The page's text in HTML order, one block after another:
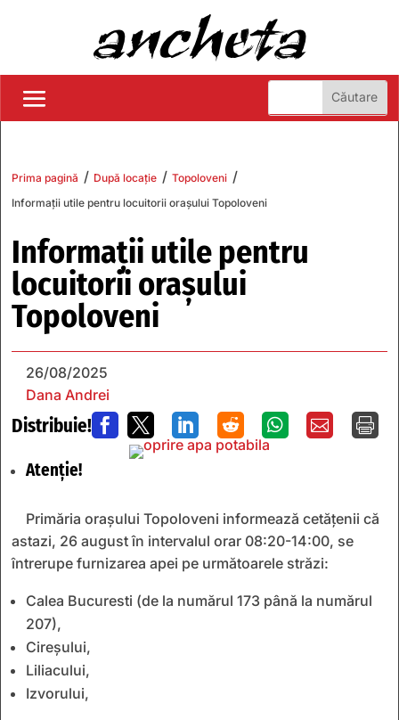
Prima pagină / După locație / Topoloveni /
Informații utile pentru locuitorii orașului Topoloveni
Informații utile pentru
locuitorii orașului
Topoloveni
26/08/2025
Dana Andrei
Distribuie!       
Atenție!
Primăria orașului Topoloveni informează cetățenii că
astazi, 26 august în intervalul orar 08:20-14:00, se
întrerupe furnizarea apei pe următoarele străzi:
Calea Bucuresti (de la numărul 173 până la numărul
207),
Cireșului,
Liliacului,
Izvorului,